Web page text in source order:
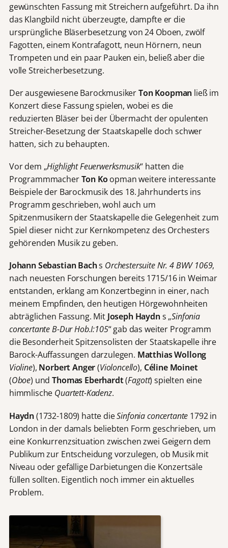
gewünschten Fassung mit Streichern aufgeführt. Da ihn
das Klangbild nicht überzeugte, dampfte er die
ursprüngliche Bläserbesetzung von 24 Oboen, zwölf
Fagotten, einem Kontrafagott, neun Hörnern, neun
Trompeten und ein paar Pauken ein, beließ aber die
volle Streicherbesetzung.
Der ausgewiesene BarockmusikerTon Koopman ließ im
Konzert diese Fassung spielen, wobei es die
reduzierten Bläser bei der Übermacht der opulenten
Streicher-Besetzung der Staatskapelle doch schwer
hatten, sich zu behaupten.
Vor dem „Highlight Feuerwerksmusik“ hatten die
ProgrammmacherTon Ko opman weitere interessante
Beispiele der Barockmusik des 18. Jahrhunderts ins
Programm geschrieben, wohl auch um
Spitzenmusikern der Staatskapelle die Gelegenheit zum
Spiel dieser nicht zur Kernkompetenz des Orchesters
gehörenden Musik zu geben.
Johann Sebastian Bachs Orchestersuite Nr. 4 BWV 1069,
nach neuesten Forschungen bereits 1715/16 in Weimar
entstanden, erklang am Konzertbeginn in einer, nach
meinem Empfinden, den heutigen Hörgewohnheiten
abträglichen Fassung. Mit Joseph Haydns „Sinfonia
concertante B-Dur Hob.I:105“ gab das weiter Programm
die Besonderheit Spitzensolisten der Staatskapelle ihre
Barock-Auffassungen darzulegen. Matthias Wollong
Violine), Norbert Anger(Violoncello), Céline Moinet
(Oboe) undThomas Eberhardt(Fagott) spielten eine
himmlische Quartett-Kadenz.
Haydn(1732-1809) hatte dieSinfonia concertante 1792 in
London in der damals beliebten Form geschrieben, um
eine Konkurrenzsituation zwischen zwei Geigern dem
Publikum zur Entscheidung vorzulegen, ob Musik mit
Niveau oder gefällige Darbietungen die Konzertsäle
füllen sollten. Eigentlich noch immer ein aktuelles
Problem.